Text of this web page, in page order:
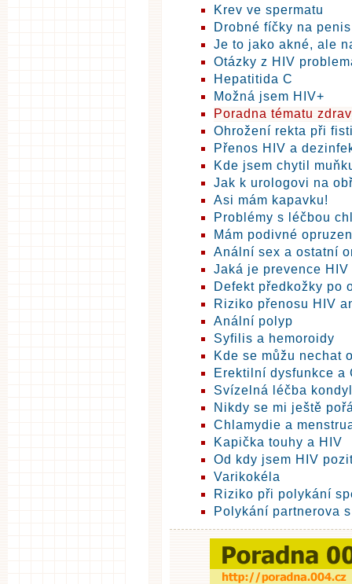
Krev ve spermatu
Drobné fíčky na
Je to jako akné, ale
Otázky z HIV
Hepatitida C
Možná jsem HIV+
Poradna tématu
Ohrožení rekta při
Přenos HIV a
Kde jsem chytil
Jak k urologovi na
Asi mám kapavku!
Problémy s léčbou
Mám podivné
Anální sex a ostatní
Jaká je prevence HIV
Defekt předkožky po
Riziko přenosu HIV
Anální polyp
Syfilis a hemoroidy
Kde se můžu nechat
Erektilní dysfunkce a
Svízelná léčba
Nikdy se mi ještě
Chlamydie a
Kapička touhy a HIV
Od kdy jsem HIV
Varikokéla
Riziko při polykání
Polykání partnerova